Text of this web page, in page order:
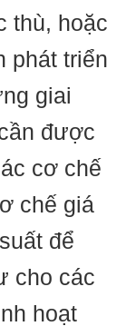
thù, hoặc
phát triển
giai
được
cơ chế
chế giá
để
cho các
hoạt